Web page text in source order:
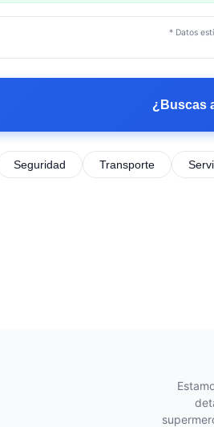
* Datos
¿Buscas
Seguridad Transporte